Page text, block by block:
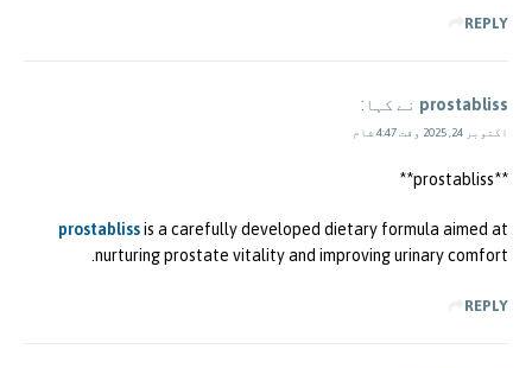
REPLY
prostabliss نے کہا:
اکتوبر 24, 2025 وقت 4:47 شام
**prostabliss**
prostablissis a carefully developed dietary formula aimed at
nurturing prostate vitality and improving urinary comfort.
REPLY